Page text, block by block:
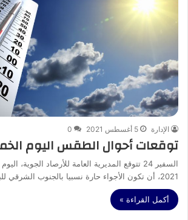
الإدارة 5 أغسطس 2021 0
توقعات أحوال الطقس اليوم
2021، أن تكون الأجواء حارة نسبيا بالجنوب الشرقي للبلاد…
أكمل القراءة »